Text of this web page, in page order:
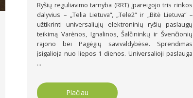
Ryšių reguliavimo tarnyba (RRT) įpareigojo tris rinkos
dalyvius – „Telia Lietuva“, „Tele2“ ir „Bitė Lietuva“ –
užtikrinti universaliųjų elektroninių ryšių paslaugų
teikimą Varėnos, Ignalinos, Šalčininkų ir Švenčionių
rajono bei Pagėgių savivaldybėse. Sprendimas
įsigalioja nuo liepos 1 dienos. Universalioji paslauga
...
Plačiau